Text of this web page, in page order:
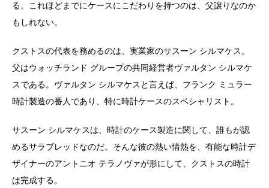
る。これほどまでにケースにこだわりを持つのは、父譲りなのか
もしれない。
クストスの代表を務めるのは、実業家のサスーン シルマケス。
父はウォッチランド グループの共同経営者ヴァルタン シルマケ
スである。ヴァルタン シルマケスと言えば、フランク ミュラー
時計製造の番人であり、特に時計ケースのスペシャリスト。
サスーン シルマケスは、時計のケース製造に関して、誰もが認
めるサラブレッドなのだ。そんな彼の熱い情熱を、有能な時計デ
ザイナーのアントニオ テラノヴァが形にして、クストスの時計
は完成する。